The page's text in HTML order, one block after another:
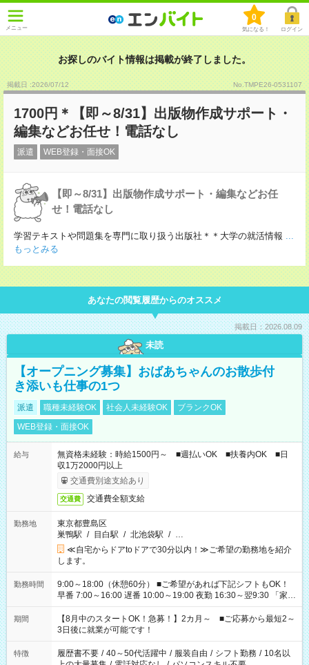
メニュー
0
気になる！ ログイン
お探しのバイト情報は掲載が終了しました。
掲載日 :2026/07/12 No.TMPE26-0531107
1700円＊【即～8/31】出版物作成サポート・
編集などお任せ！電話なし
派遣 WEB登録・面接OK
【即～8/31】出版物作成サポート・編集などお任
せ！電話なし
学習テキストや問題集を専門に取り扱う出版社＊＊大学の就活情報 ...
もっとみる
あなたの閲覧履歴からのオススメ
掲載日：2026.08.09
未読
【オープニング募集】おばあちゃんのお散歩付
き添いも仕事の1つ
派遣 職種未経験OK 社会人未経験OK
ブランクOK
WEB登録・面接OK
給与
無資格未経験：時給1500円～ ■週払いOK ■扶養内OK ■日
収1万2000円以上
交通費別途支給あり
交通費 交通費全額支給
勤務地
東京都豊島区
巣鴨駅 / 目白駅 / 北池袋駅 / …
≪自宅からドアtoドアで30分以内！≫ご希望の勤務地を紹介
します。
勤務時間
9:00～18:00（休憩60分） ■ご希望があれば下記シフトもOK！
早番 7:00～16:00 遅番 10:00～19:00 夜勤 16:30～翌9:30 「家族
と休みを合わせたい」 「余裕を持って夕飯の準備がしたい」
「できれば残業はしたくない」 など、ご希望を教えてください
ね。 ※Wワーク希望の方へ 今ご覧のお仕事で希望する勤務時間
と、もう1つのお仕事の勤務時間。 合計で週40時間を超える場
合は応募できません。
期間
【8月中のスタートOK！急募！】2カ月～ ■ご応募から最短2～
3日後に就業が可能です！
特徴 履歴書不要 / 40～50代活躍中 / 服装自由 / シフト勤務 / 10名以